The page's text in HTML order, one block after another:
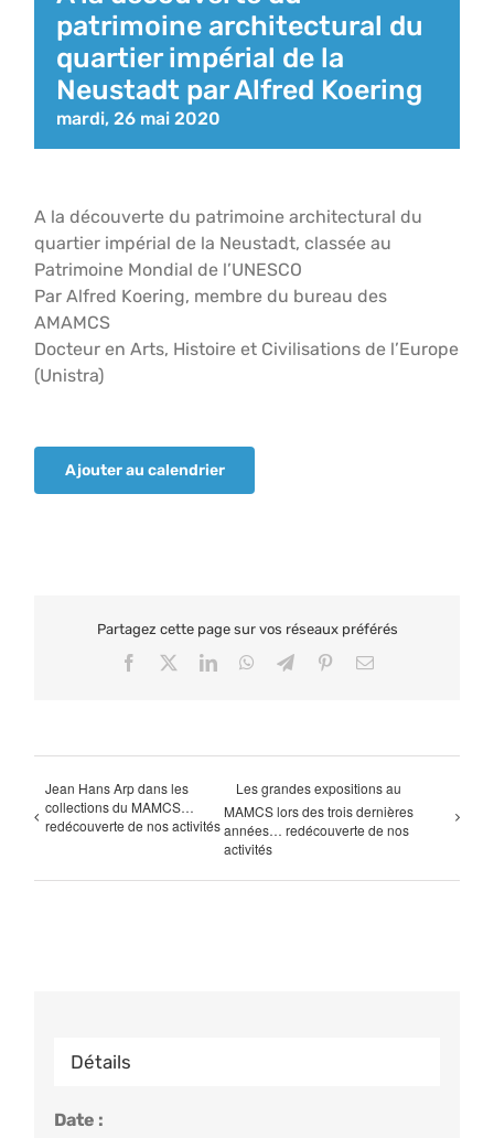
patrimoine architectural du
quartier impérial de la
Neustadt par Alfred Koering
mardi, 26 mai 2020
A la découverte du patrimoine architectural du
quartier impérial de la Neustadt, classée au
Patrimoine Mondial de l’UNESCO
Par Alfred Koering, membre du bureau des
AMAMCS
Docteur en Arts, Histoire et Civilisations de l’Europe
(Unistra)
Ajouter au calendrier
Partagez cette page sur vos réseaux préférés
Facebook LinkedInWhatsApp
TelegramPinterestEmail
Jean Hans Arp dans les
collections du MAMCS…
redécouverte de nos activités
Les grandes expositions au
MAMCS lors des trois dernières
années… redécouverte de nos
activités
Détails
Date :